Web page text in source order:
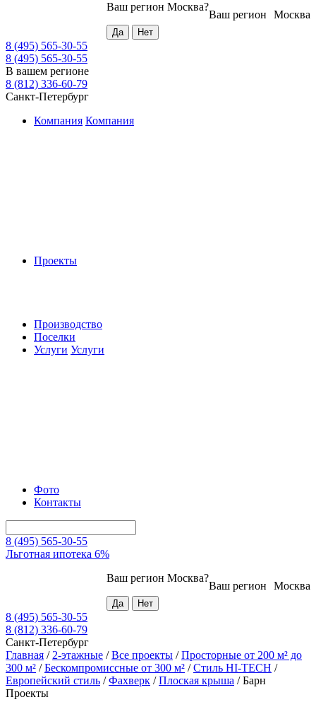
Москва
Ваш регион
Ваш регион Москва?
8 (495) 565-30-55
8 (495) 565-30-55
В вашем регионе
8 (812) 336-60-79
Санкт-Петербург
Компания Компания
Проекты
Производство
Поселки
Услуги Услуги
Фото
Контакты
8 (495) 565-30-55
Льготная ипотека 6%
Москва
Ваш регион
Ваш регион Москва?
8 (495) 565-30-55
8 (812) 336-60-79
Санкт-Петербург
Главная / 2-этажные /Все проекты /Просторные от 200 м² до
300 м² /Бескомпромиссные от 300 м² /Стиль HI-TECH /
Европейский стиль /Фахверк /Плоская крыша /Барн
Проекты